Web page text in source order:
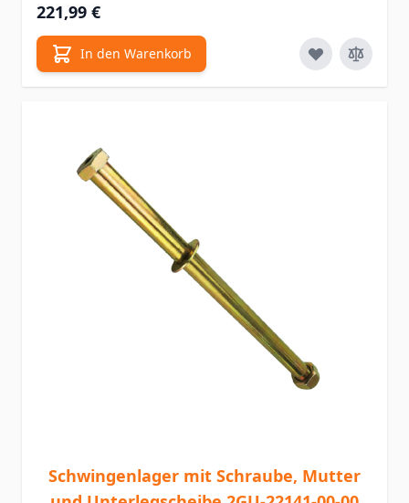
221,99 €
In den Warenkorb
Schwingenlager mit Schraube, Mutter